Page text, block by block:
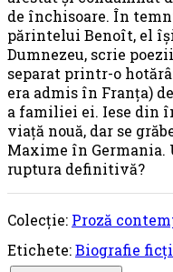
de închisoare. În
părintelui Benoît, el
Dumnezeu, scrie
separat printr-o
era admis în Franța)
a familiei ei. Iese din
viață nouă, dar se
Maxime în Germania.
ruptura definitivă?
Colecție: Proză
Etichete:Biografie